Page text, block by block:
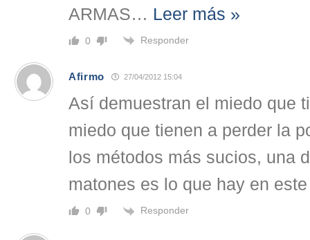
ARMAS… Leer más »
0 Responder
Afirmo 27/04/2012 15:04
Así demuestran el miedo que
miedo que tienen a perder la
los métodos más sucios, una
matones es lo que hay en
0 Responder